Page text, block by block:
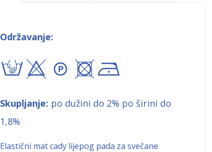
Održavanje:
txA+!
Skupljanje: po dužini do 2% po širini do
1,8%
Elastični mat cady lijepog pada za svečane